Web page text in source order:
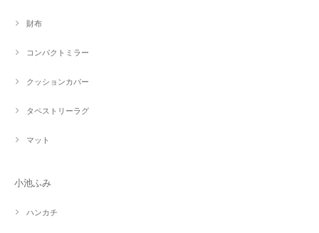
財布
コンパクトミラー
クッションカバー
タペストリーラグ
マット
小池ふみ
ハンカチ